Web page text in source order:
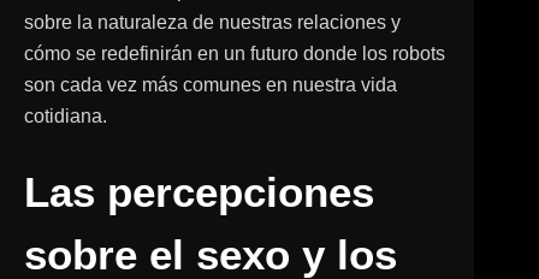
sobre la naturaleza de nuestras relaciones y
cómo se redefinirán en un futuro donde los robots
son cada vez más comunes en nuestra vida
cotidiana.
Las percepciones
sobre el sexo y los